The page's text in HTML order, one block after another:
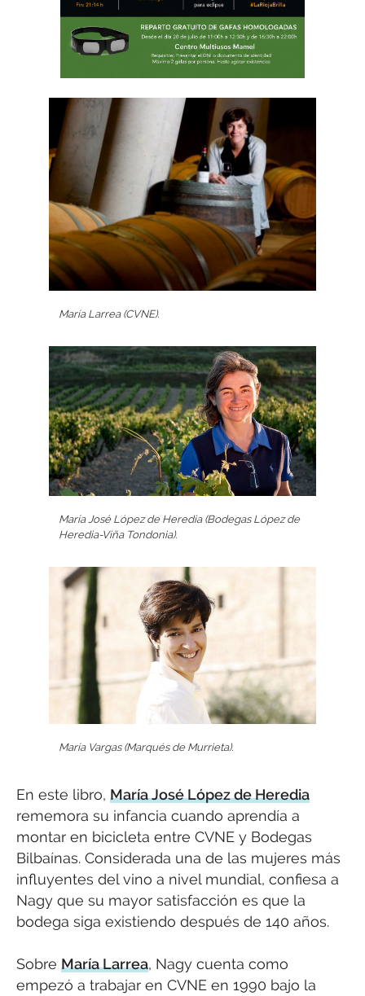
María Larrea (CVNE).
María José López de Heredia (Bodegas López de
Heredia-Viña Tondonia).
María Vargas (Marqués de Murrieta).
En este libro, María José López de Heredia
rememora su infancia cuando aprendía a
montar en bicicleta entre CVNE y Bodegas
Bilbaínas. Considerada una de las mujeres más
influyentes del vino a nivel mundial, confiesa a
Nagy que su mayor satisfacción es que la
bodega siga existiendo después de 140 años.
Sobre María Larrea, Nagy cuenta como
empezó a trabajar en CVNE en 1990 bajo la